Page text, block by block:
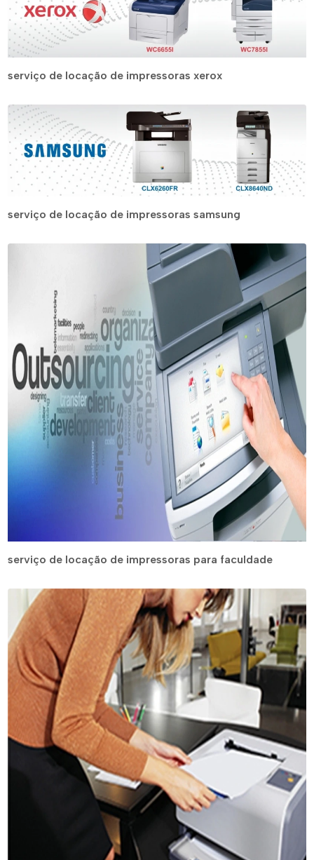
serviço de locação de impressoras xerox
serviço de locação de impressoras samsung
serviço de locação de impressoras para faculdade